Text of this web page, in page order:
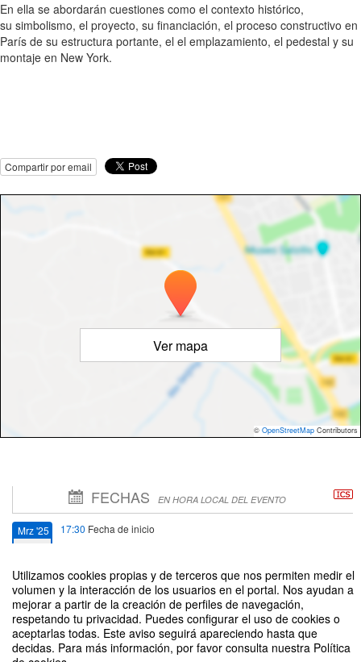
Utilizamos cookies propias y de terceros que nos permiten medir el
volumen y la interacción de los usuarios en el portal. Nos ayudan a
mejorar a partir de la creación de perfiles de navegación,
respetando tu privacidad. Puedes configurar el uso de cookies o
aceptarlas todas. Este aviso seguirá apareciendo hasta que
decidas. Para más información, por favor consulta nuestra Política
En ella se abordarán cuestiones como el contexto histórico,
su simbolismo, el proyecto, su financiación, el proceso constructivo en
París de su estructura portante, el el emplazamiento, el pedestal y su
montaje en New York.
Compartir por email
Ver mapa
© OpenStreetMap Contributors
FECHAS EN HORA LOCAL DEL EVENTO
Mrz '25 17:30 Fecha de inicio
Mrz '25
21
19:30Fecha de fin